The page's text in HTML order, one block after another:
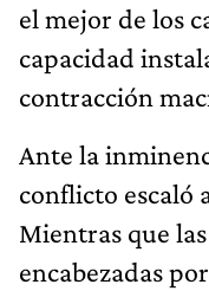
el mejor de los
capacidad
contracción
Ante la
conflicto escaló
Mientras que
encabezadas